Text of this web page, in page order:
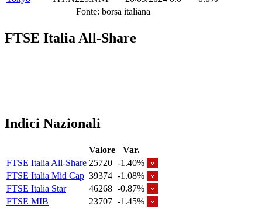
Fonte: borsa italiana
FTSE Italia All-Share
Indici Nazionali
Valore
Var.
FTSE Italia All-Share 25720 -1.40%
FTSE Italia Mid Cap 39374 -1.08%
FTSE Italia Star
46268 -0.87%
FTSE MIB
23707 -1.45%